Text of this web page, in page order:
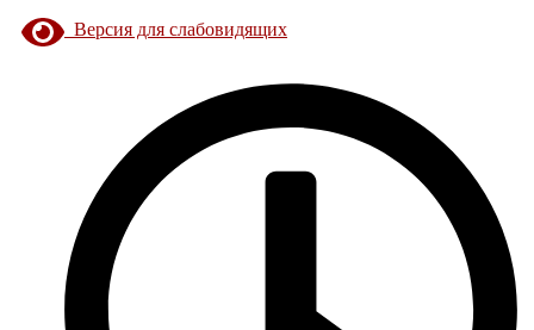
Версия для слабовидящих